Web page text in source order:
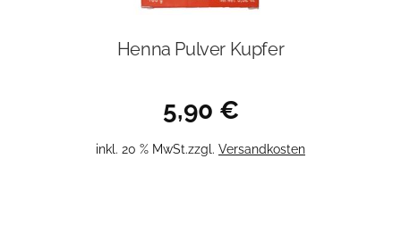
Henna Pulver Kupfer
5,90 €
inkl. 20 % MwSt.zzgl. Versandkosten